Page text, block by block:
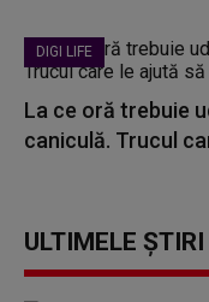
DIGI LIFE
La ce oră trebuie
caniculă. Trucul
ULTIMELE